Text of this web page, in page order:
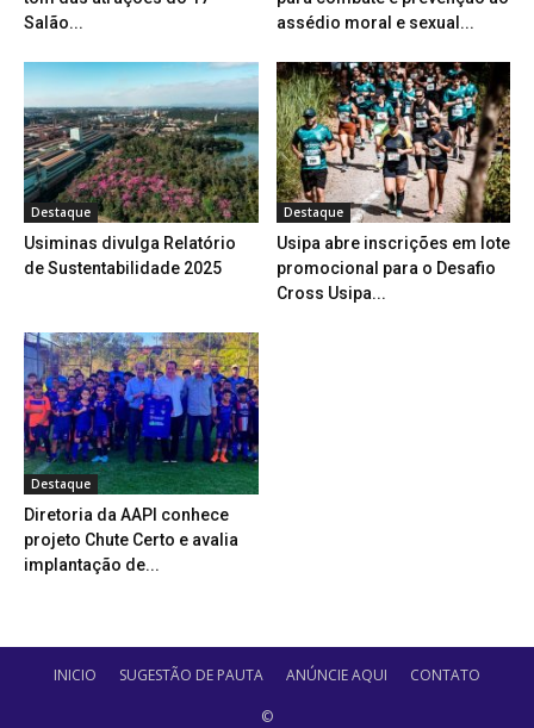
Salão...
assédio moral e sexual...
Destaque
Usiminas divulga Relatório
de Sustentabilidade 2025
Destaque
Usipa abre inscrições em lote
promocional para o Desafio
Cross Usipa...
Destaque
Diretoria da AAPI conhece
projeto Chute Certo e avalia
implantação de...
INICIO SUGESTÃO DE PAUTA ANÚNCIE AQUI CONTATO
©